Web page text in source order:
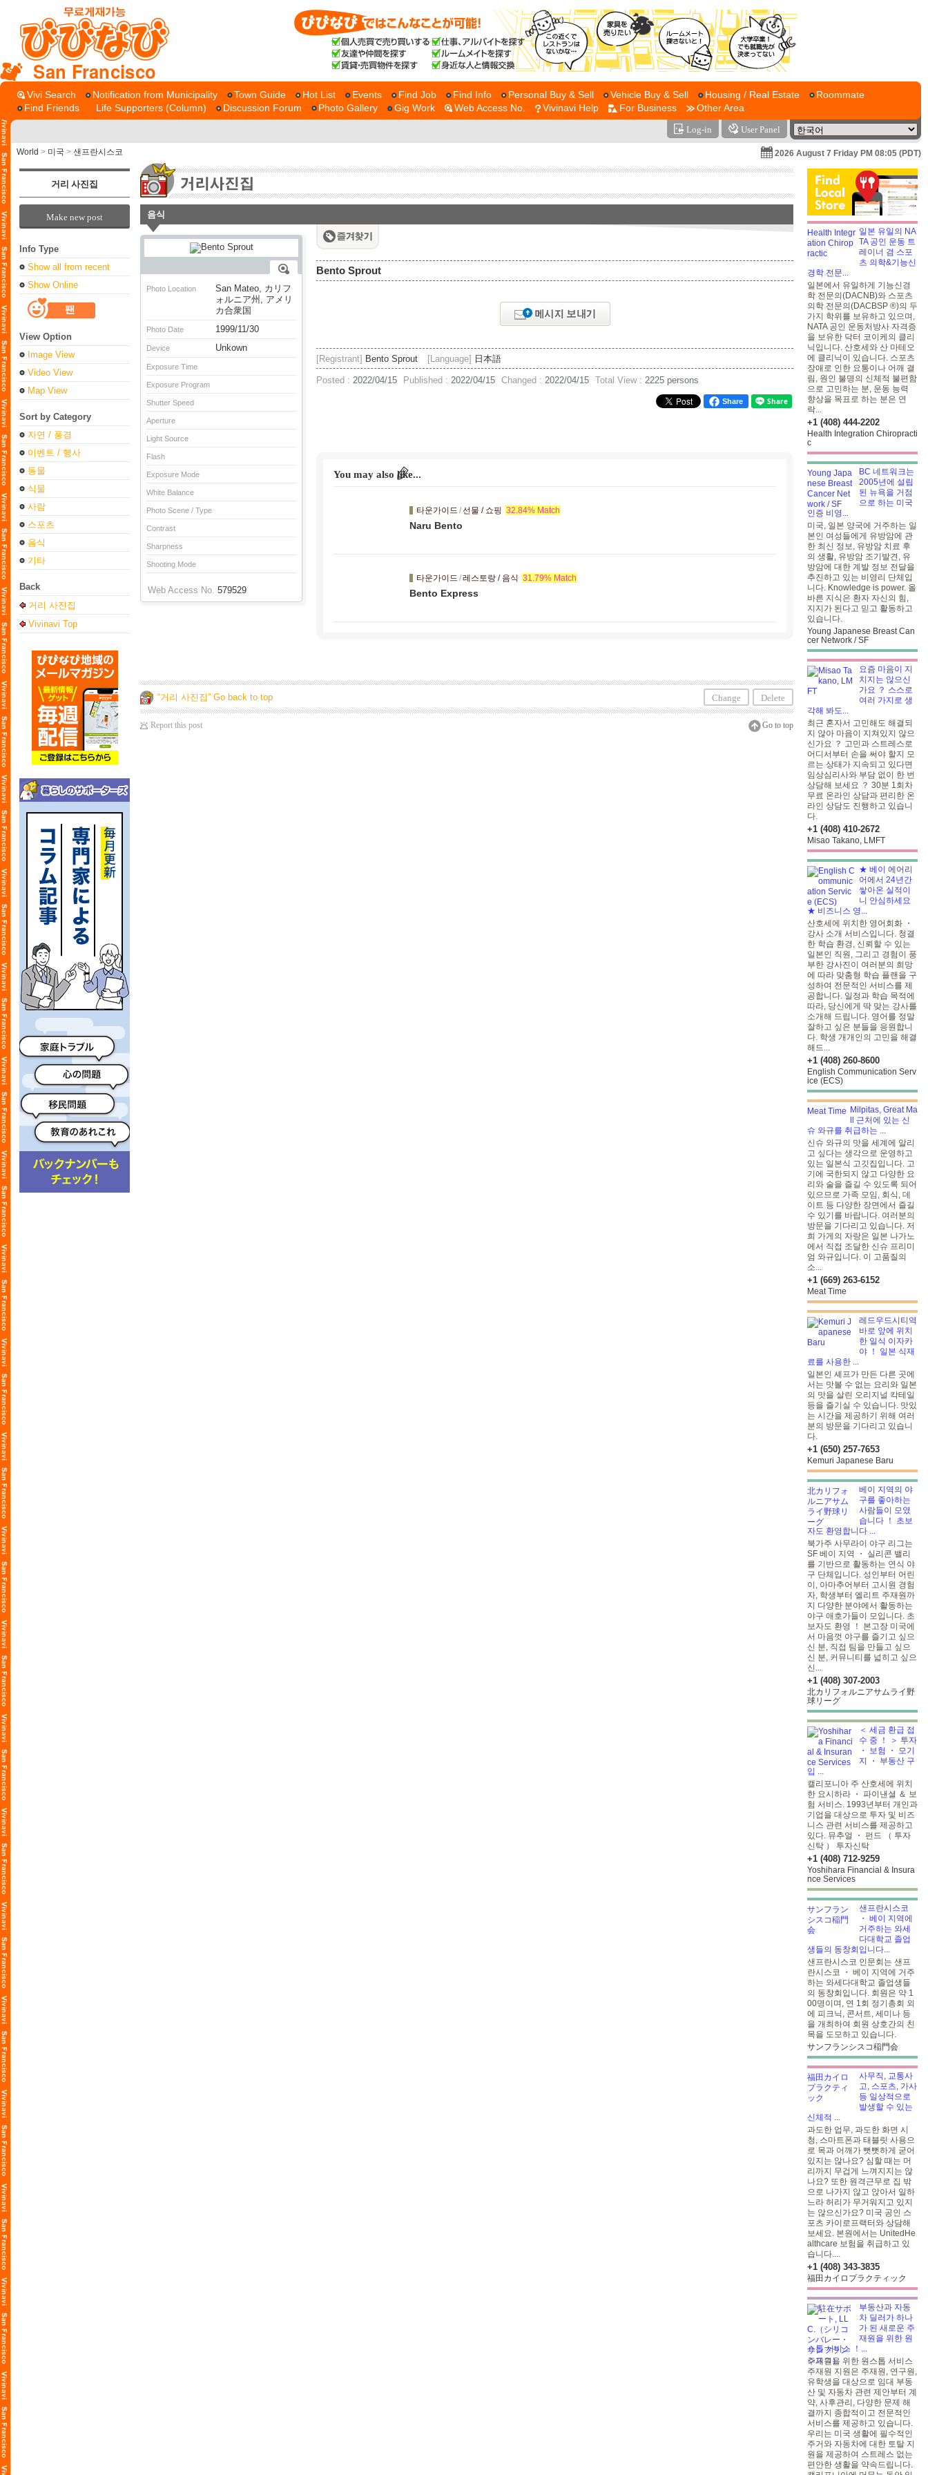
San Francisco
Vivi Search Notification from Municipality Town Guide Hot List Events Find Job Find Info Personal Buy & Sell Vehicle Buy & Sell Housing / Real Estate
Roommate
Find Friends
Life Supporters (Column) Discussion Forum Photo Gallery Gig Work Web Access No. Vivinavi Help For Business Other Area
Log-in User Panel
World > 미국 > 샌프란시스코 2026 August 7 Friday PM 08:05 (PDT)
거리 사진집
Make new post
Info Type
Show all from recent
Show Online
View Option
Image View
Video View
Map View
Sort by Category
자연 / 풍경
이벤트 / 행사
동물
식물
사람
스포츠
음식
기타
Back
거리 사진집
Vivinavi Top
음식
Photo Location
San Mateo, カリフ
ォルニア州, アメリ
カ合衆国
Photo Date 1999/11/30
Device Unkown
Exposure Time
Exposure Program
Shutter Speed
Aperture
Light Source
Flash
Exposure Mode
White Balance
Photo Scene / Type
Contrast
Sharpness
Shooting Mode
Web Access No. 579529
Bento Sprout
[Registrant] Bento Sprout [Language] 日本語
Posted : 2022/04/15 Published : 2022/04/15 Changed : 2022/04/15 Total View : 2225 persons
Share
You may also like...
타운가이드 /선물 / 쇼핑 32.84% Match
Naru Bento
타운가이드 /레스토랑 / 음식 31.79% Match
Bento Express
“거리 사진집” Go back to top Change Delete
Report this post Go to top
일본 유일의 NA
TA 공인 운동 트
레이너 겸 스포
츠 의학&기능신
경학 전문...
일본에서 유일하게 기능신경
학 전문의(DACNB)와 스포츠
의학 전문의(DACBSP ®)의 두
가지 학위를 보유하고 있으며,
NATA 공인 운동처방사 자격증
을 보유한 닥터 코이케의 클리
닉입니다. 산호세와 산 마테오
에 클리닉이 있습니다. 스포츠
장애로 인한 요통이나 어깨 결
림, 원인 불명의 신체적 불편함
으로 고민하는 분, 운동 능력
향상을 목표로 하는 분은 연
락...
+1 (408) 444-2202
Health Integration Chiropracti
c
BC 네트워크는
2005년에 설립
된 뉴욕을 거점
으로 하는 미국
인증 비영...
미국, 일본 양국에 거주하는 일
본인 여성들에게 유방암에 관
한 최신 정보, 유방암 치료 후
의 생활, 유방암 조기발견, 유
방암에 대한 계발 정보 전달을
추진하고 있는 비영리 단체입
니다. Knowledge is power. 올
바른 지식은 환자 자신의 힘,
지지가 된다고 믿고 활동하고
있습니다.
Young Japanese Breast Can
cer Network / SF
요즘 마음이 지
치지는 않으신
가요 ？ 스스로
여러 가지로 생
각해 봐도...
최근 혼자서 고민해도 해결되
지 않아 마음이 지쳐있지 않으
신가요 ？ 고민과 스트레스로
어디서부터 손을 써야 할지 모
르는 상태가 지속되고 있다면
임상심리사와 부담 없이 한 번
상담해 보세요 ？ 30분 1회차
무료 온라인 상담과 편리한 온
라인 상담도 진행하고 있습니
다.
+1 (408) 410-2672
Misao Takano, LMFT
★ 베이 에어리
어에서 24년간
쌓아온 실적이
니 안심하세요
★ 비즈니스 영...
산호세에 위치한 영어회화 ・
강사 소개 서비스입니다. 청결
한 학습 환경, 신뢰할 수 있는
일본인 직원, 그리고 경험이 풍
부한 강사진이 여러분의 희망
에 따라 맞춤형 학습 플랜을 구
성하여 전문적인 서비스를 제
공합니다. 일정과 학습 목적에
따라, 당신에게 딱 맞는 강사를
소개해 드립니다. 영어를 정말
잘하고 싶은 분들을 응원합니
다. 학생 개개인의 고민을 해결
해드...
+1 (408) 260-8600
English Communication Serv
ice (ECS)
Milpitas, Great Ma
ll 근처에 있는 신
슈 와규를 취급하는 ...
신슈 와규의 맛을 세계에 알리
고 싶다는 생각으로 운영하고
있는 일본식 고깃집입니다. 고
기에 국한되지 않고 다양한 요
리와 술을 즐길 수 있도록 되어
있으므로 가족 모임, 회식, 데
이트 등 다양한 장면에서 즐길
수 있기를 바랍니다. 여러분의
방문을 기다리고 있습니다. 저
희 가게의 자랑은 일본 나가노
에서 직접 조달한 신슈 프리미
엄 와규입니다. 이 고품질의
소...
+1 (669) 263-6152
Meat Time
레드우드시티역
바로 앞에 위치
한 일식 이자카
야 ！ 일본 식재
료를 사용한 ...
일본인 셰프가 만든 다른 곳에
서는 맛볼 수 없는 요리와 일본
의 맛을 살린 오리지널 칵테일
등을 즐기실 수 있습니다. 맛있
는 시간을 제공하기 위해 여러
분의 방문을 기다리고 있습니
다.
+1 (650) 257-7653
Kemuri Japanese Baru
베이 지역의 야
구를 좋아하는
사람들이 모였
습니다 ！ 초보
자도 환영합니다 ...
북가주 사무라이 야구 리그는
SF 베이 지역 ・ 실리콘 밸리
를 기반으로 활동하는 연식 야
구 단체입니다. 성인부터 어린
이, 아마추어부터 고시원 경험
자, 학생부터 엘리트 주재원까
지 다양한 분야에서 활동하는
야구 애호가들이 모입니다. 초
보자도 환영 ！ 본고장 미국에
서 마음껏 야구를 즐기고 싶으
신 분, 직접 팀을 만들고 싶으
신 분, 커뮤니티를 넓히고 싶으
신...
+1 (408) 307-2003
北カリフォルニアサムライ野
球リーグ
＜ 세금 환급 접
수 중 ！ ＞ 투자
・ 보험 ・ 모기
지 ・ 부동산 구
입 ...
캘리포니아 주 산호세에 위치
한 요시하라 ・ 파이낸셜 ＆ 보
험 서비스. 1993년부터 개인과
기업을 대상으로 투자 및 비즈
니스 관련 서비스를 제공하고
있다. 뮤추얼 ・ 펀드 （ 투자
신탁 ） 투자신탁
+1 (408) 712-9259
Yoshihara Financial & Insura
nce Services
샌프란시스코
・ 베이 지역에
거주하는 와세
다대학교 졸업
생들의 동창회입니다...
샌프란시스코 인문회는 샌프
란시스코 ・ 베이 지역에 거주
하는 와세다대학교 졸업생들
의 동창회입니다. 회원은 약 1
00명이며, 연 1회 정기총회 외
에 피크닉, 콘서트, 세미나 등
을 개최하여 회원 상호간의 친
목을 도모하고 있습니다.
サンフランシスコ稲門会
사무직, 교통사
고, 스포츠, 가사
등 일상적으로
발생할 수 있는
신체적 ...
과도한 업무, 과도한 화면 시
청, 스마트폰과 태블릿 사용으
로 목과 어깨가 뻣뻣하게 굳어
있지는 않나요? 심할 때는 머
리까지 무겁게 느껴지지는 않
나요? 또한 원격근무로 집 밖
으로 나가지 않고 앉아서 일하
느라 허리가 무거워지고 있지
는 않으신가요? 미국 공인 스
포츠 카이로프랙터와 상담해
보세요. 본원에서는 UnitedHe
althcare 보험을 취급하고 있
습니다....
+1 (408) 343-3835
福田カイロプラクティック
부동산과 자동
차 딜러가 하나
가 된 새로운 주
재원을 위한 원
스톱 서비스 ！...
주재원을 위한 원스톱 서비스
주재원 지원은 주재원, 연구원,
유학생을 대상으로 임대 부동
산 및 자동차 관련 제안부터 계
약, 사후관리, 다양한 문제 해
결까지 종합적이고 전문적인
서비스를 제공하고 있습니다.
우리는 미국 생활에 필수적인
주거와 자동차에 대한 토탈 지
원을 제공하여 스트레스 없는
편안한 생활을 약속드립니다.